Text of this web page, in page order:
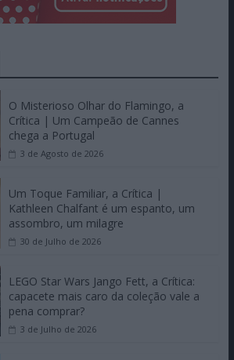
O Misterioso Olhar do Flamingo, a
Crítica | Um Campeão de Cannes
chega a Portugal
3 de Agosto de 2026
Um Toque Familiar, a Crítica |
Kathleen Chalfant é um espanto, um
assombro, um milagre
30 de Julho de 2026
LEGO Star Wars Jango Fett, a Crítica:
capacete mais caro da coleção vale a
pena comprar?
3 de Julho de 2026